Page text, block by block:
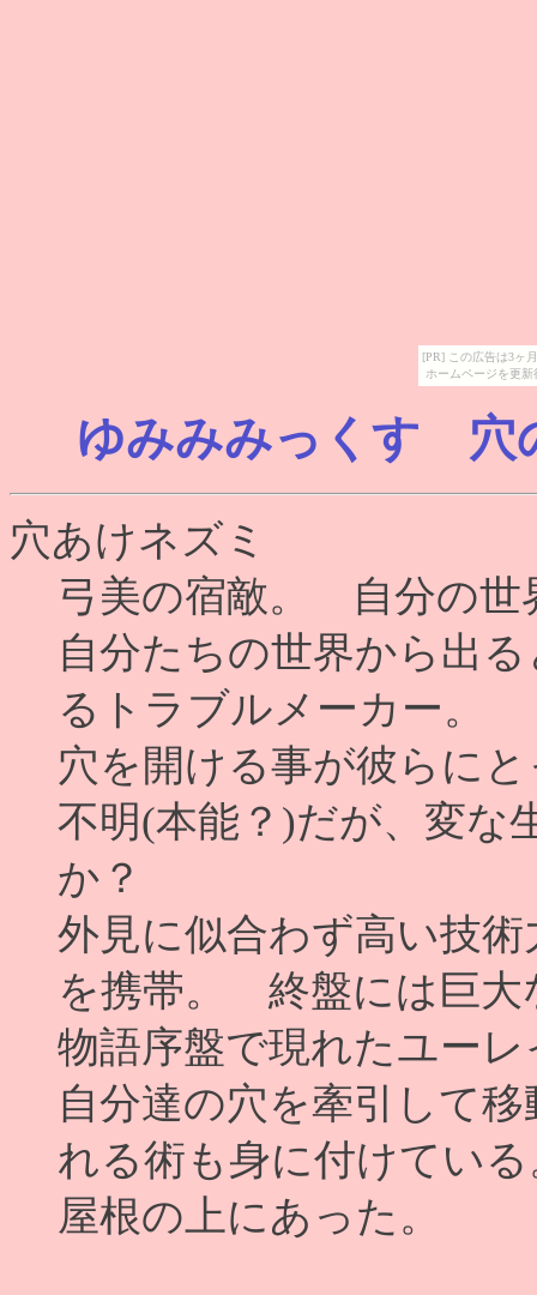
[PR] この広告は3ヶ
ホームページを更
ゆみみみっくす 穴
穴あけネズミ
弓美の宿敵。 自分の世
自分たちの世界から出
るトラブルメーカー。
穴を開ける事が彼らに
不明(本能？)だが、変な
か？
外見に似合わず高い技
を携帯。 終盤には巨大
物語序盤で現れたユー
自分達の穴を牽引して
れる術も身に付けてい
屋根の上にあった。